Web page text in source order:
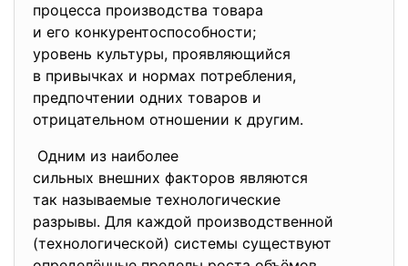
процесса производства товара
и его конкурентоспособности;
уровень культуры, проявляющийся
в привычках и нормах потребления,
предпочтении одних товаров и
отрицательном отношении к другим.
Одним из наиболее
сильных внешних факторов являются
так называемые технологические
разрывы. Для каждой производственной
(технологической) системы существуют